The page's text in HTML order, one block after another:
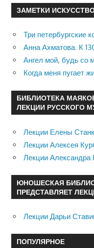
ЗАМЕТКИ
Три петербургские
Анна Ахматова. К
Ангел мой, будь со
Когда меня пугает
БИБЛИОТЕКА
ЛЕКЦИИ РУССКОГО
Лекции Елены
Лекции Алексея
Лекции Александра
ЮНОШЕСКАЯ
ПРЕДСТАВЛЯЕТ
Лекции Дарьи
ПОПУЛЯРНОЕ